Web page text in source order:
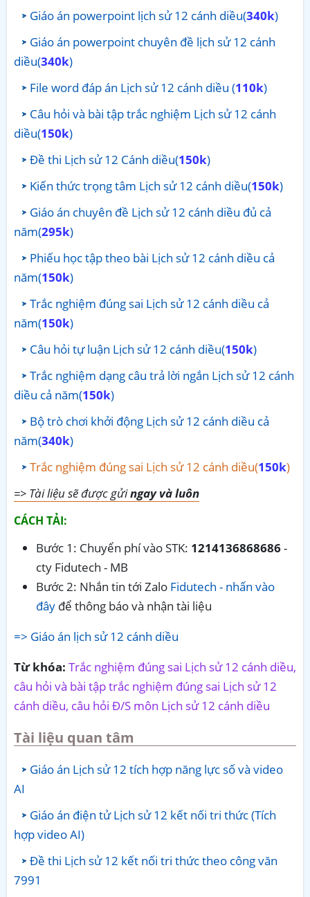
Giáo án powerpoint lịch sử 12 cánh diều(340k)
Giáo án powerpoint chuyên đề lịch sử 12 cánh
diều(340k)
File word đáp án Lịch sử 12 cánh diều (110k)
Câu hỏi và bài tập trắc nghiệm Lịch sử 12 cánh
diều(150k)
Đề thi Lịch sử 12 Cánh diều(150k)
Kiến thức trọng tâm Lịch sử 12 cánh diều(150k)
Giáo án chuyên đề Lịch sử 12 cánh diều đủ cả
năm(295k)
Phiếu học tập theo bài Lịch sử 12 cánh diều cả
năm(150k)
Trắc nghiệm đúng sai Lịch sử 12 cánh diều cả
năm(150k)
Câu hỏi tự luận Lịch sử 12 cánh diều(150k)
Trắc nghiệm dạng câu trả lời ngắn Lịch sử 12 cánh
diều cả năm(150k)
Bộ trò chơi khởi động Lịch sử 12 cánh diều cả
năm(340k)
Trắc nghiệm đúng sai Lịch sử 12 cánh diều(150k)
=> Tài liệu sẽ được gửingay và luôn
CÁCH TẢI:
Bước 1: Chuyển phí vào STK: 1214136868686-
cty Fidutech - MB
Bước 2: Nhắn tin tới Zalo Fidutech - nhấn vào
đây để thông báo và nhận tài liệu
=> Giáo án lịch sử 12 cánh diều
Từ khóa: Trắc nghiệm đúng sai Lịch sử 12 cánh diều,
câu hỏi và bài tập trắc nghiệm đúng sai Lịch sử 12
cánh diều, câu hỏi Đ/S môn Lịch sử 12 cánh diều
Tài liệu quan tâm
Giáo án Lịch sử 12 tích hợp năng lực số và video
AI
Giáo án điện tử Lịch sử 12 kết nối tri thức (Tích
hợp video AI)
Đề thi Lịch sử 12 kết nối tri thức theo công văn
7991